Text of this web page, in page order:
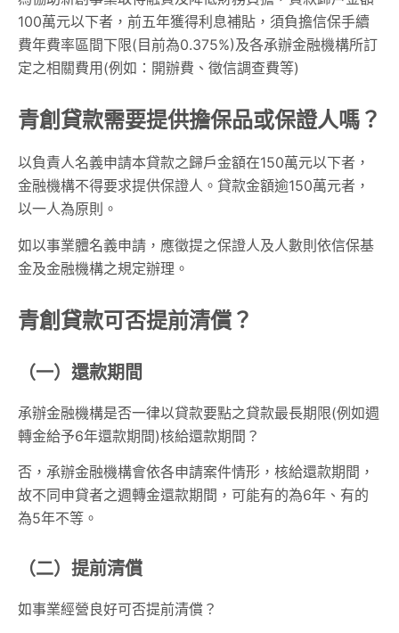
100萬元以下者，前五年獲得利息補貼，須負擔信保手續
費年費率區間下限(目前為0.375%)及各承辦金融機構所訂
定之相關費用(例如：開辦費、徵信調查費等)
青創貸款需要提供擔保品或保證人嗎？
以負責人名義申請本貸款之歸戶金額在150萬元以下者，
金融機構不得要求提供保證人。貸款金額逾150萬元者，
以一人為原則。
如以事業體名義申請，應徵提之保證人及人數則依信保基
金及金融機構之規定辦理。
青創貸款可否提前清償？
（一）還款期間
承辦金融機構是否一律以貸款要點之貸款最長期限(例如週
轉金給予6年還款期間)核給還款期間？
否，承辦金融機構會依各申請案件情形，核給還款期間，
故不同申貸者之週轉金還款期間，可能有的為6年、有的
為5年不等。
（二）提前清償
如事業經營良好可否提前清償？